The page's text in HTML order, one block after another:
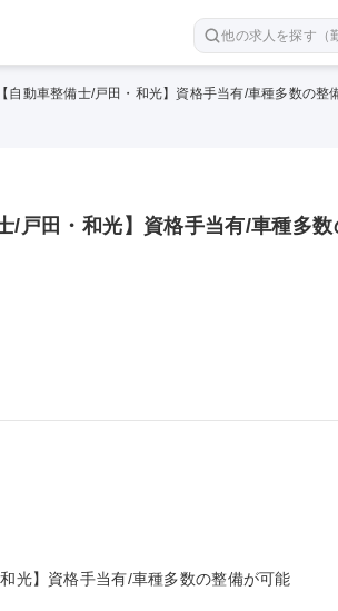
他の求人を探す（
地 職種 年収など）
自動車整備士/戸田・和光】資格手当有/車種多数の整
/戸田・和光】資格手当有/車種多
光】資格手当有/車種多数の整備が可能